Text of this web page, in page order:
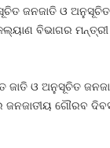
ଜନଜାତି ଓ
ବିଭାଗର
ଓ ଅନୁସୂଚିତ
ଗୌରବ